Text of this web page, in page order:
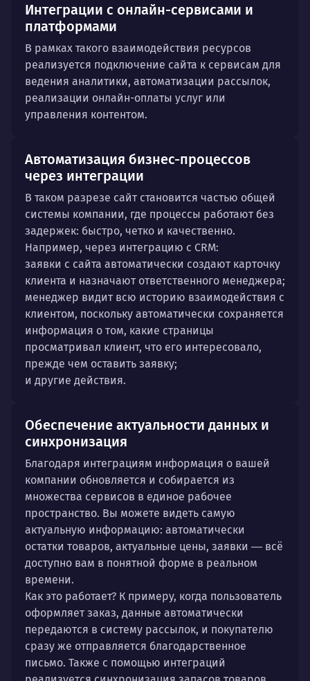
Интеграции с онлайн-сервисами и
платформами
В рамках такого взаимодействия ресурсов
реализуется подключение сайта к сервисам для
ведения аналитики, автоматизации рассылок,
реализации онлайн-оплаты услуг или
управления контентом.
Автоматизация бизнес-процессов
через интеграции
В таком разрезе сайт становится частью общей
системы компании, где процессы работают без
задержек: быстро, четко и качественно.
Например, через интеграцию с CRM:
заявки с сайта автоматически создают карточку
клиента и назначают ответственного менеджера;
менеджер видит всю историю взаимодействия с
клиентом, поскольку автоматически сохраняется
информация о том, какие страницы
просматривал клиент, что его интересовало,
прежде чем оставить заявку;
и другие действия.
Обеспечение актуальности данных и
синхронизация
Благодаря интеграциям информация о вашей
компании обновляется и собирается из
множества сервисов в единое рабочее
пространство. Вы можете видеть самую
актуальную информацию: автоматически
остатки товаров, актуальные цены, заявки ― всё
доступно вам в понятной форме в реальном
времени.
Как это работает? К примеру, когда пользователь
оформляет заказ, данные автоматически
передаются в систему рассылок, и покупателю
сразу же отправляется благодарственное
письмо. Также с помощью интеграций